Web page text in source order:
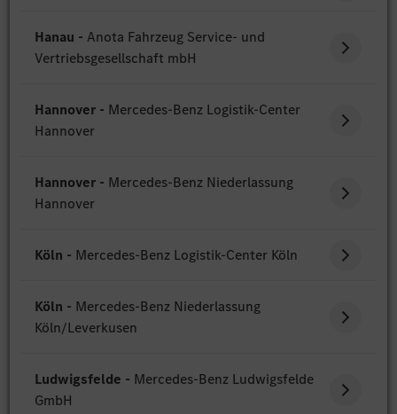
Hanau -Anota Fahrzeug Service- und
Vertriebsgesellschaft mbH
Hannover - Mercedes-Benz Logistik-Center
Hannover
Hannover - Mercedes-Benz Niederlassung
Hannover
Köln - Mercedes-Benz Logistik-Center Köln
Köln - Mercedes-Benz Niederlassung
Köln/Leverkusen
Ludwigsfelde - Mercedes-Benz Ludwigsfelde
GmbH